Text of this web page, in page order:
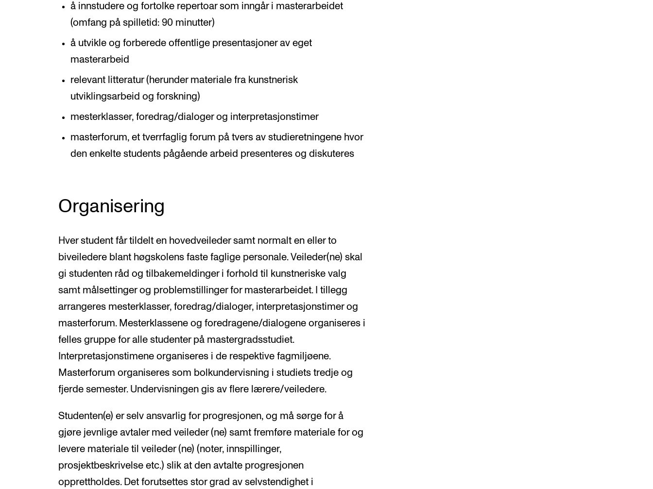
å innstudere og fortolke repertoar som inngår i masterarbeidet
(omfang på spilletid: 90 minutter)
å utvikle og forberede offentlige presentasjoner av eget
masterarbeid
relevant litteratur (herunder materiale fra kunstnerisk
utviklingsarbeid og forskning)
mesterklasser, foredrag/dialoger og interpretasjonstimer
masterforum, et tverrfaglig forum på tvers av studieretningene hvor
den enkelte students pågående arbeid presenteres og diskuteres
Organisering
Hver student får tildelt en hovedveileder samt normalt en eller to
biveiledere blant høgskolens faste faglige personale. Veileder(ne) skal
gi studenten råd og tilbakemeldinger i forhold til kunstneriske valg
samt målsettinger og problemstillinger for masterarbeidet. I tillegg
arrangeres mesterklasser, foredrag/dialoger, interpretasjonstimer og
masterforum. Mesterklassene og foredragene/dialogene organiseres i
felles gruppe for alle studenter på mastergradsstudiet.
Interpretasjonstimene organiseres i de respektive fagmiljøene.
Masterforum organiseres som bolkundervisning i studiets tredje og
fjerde semester. Undervisningen gis av flere lærere/veiledere.
Studenten(e) er selv ansvarlig for progresjonen, og må sørge for å
gjøre jevnlige avtaler med veileder (ne) samt fremføre materiale for og
levere materiale til veileder (ne) (noter, innspillinger,
prosjektbeskrivelse etc.) slik at den avtalte progresjonen
opprettholdes. Det forutsettes stor grad av selvstendighet i